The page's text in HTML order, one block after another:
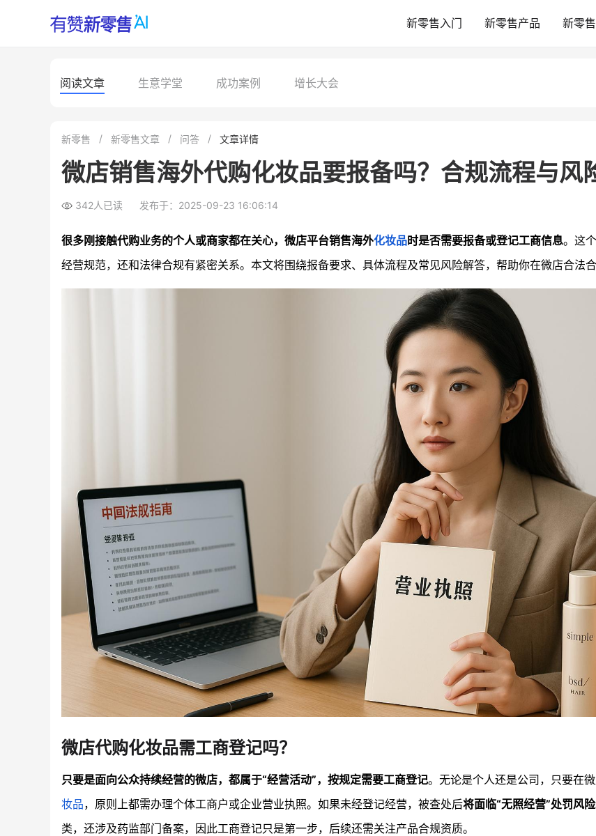
新零售入门 新零售产品 新零
阅读文章 生意学堂 成功案例 增长大会
新零售 新零售文章 问答 文章详情
微店销售海外代购化妆品要报备吗？合规流程与风
342人已读 发布于：2025-09-23 16:06:14
很多刚接触代购业务的个人或商家都在关心，微店平台销售海外化妆品时是否需要报备或登记工商信息。这
经营规范，还和法律合规有紧密关系。本文将围绕报备要求、具体流程及常见风险解答，帮助你在微店合法合
微店代购化妆品需工商登记吗？
只要是面向公众持续经营的微店，都属于“经营活动”，按规定需要工商登记。无论是个人还是公司，只要在
妆品，原则上都需办理个体工商户或企业营业执照。如果未经登记经营，被查处后将面临“无照经营”处罚风险
类，还涉及药监部门备案，因此工商登记只是第一步，后续还需关注产品合规资质。